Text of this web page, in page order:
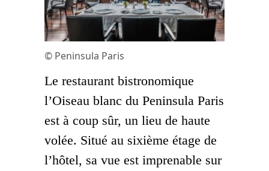
© Peninsula Paris
Le restaurant bistronomique
l’Oiseau blanc du Peninsula Paris
est à coup sûr, un lieu de haute
volée. Situé au sixième étage de
l’hôtel, sa vue est imprenable sur